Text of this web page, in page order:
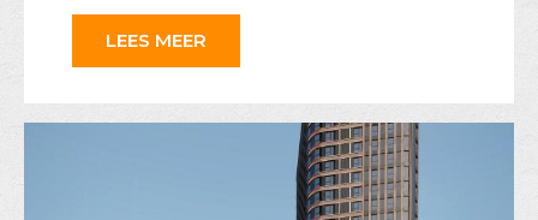
LEES MEER